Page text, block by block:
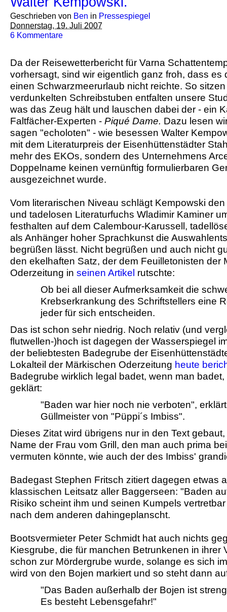
Geschrieben von Ben in Pressespiegel
Donnerstag, 19. Juli 2007
6 Kommentare
Da der Reisewetterbericht für Varna
vorhersagt, sind wir eigentlich ganz froh, dass es
einen Schwarzmeerurlaub nicht reichte. So
verdunkelten Schreibstuben entfalten unsere
was das Zeug hält und lauschen dabei der - ein
Faltfächer-Experten - Piqué Dame. Dazu lesen
sagen "echoloten" - wie besessen Walter
mit dem Literaturpreis der Eisenhüttenstädter
mehr des EKOs, sondern des Unternehmens
Doppelname keinen vernünftig formulierbaren
ausgezeichnet wurde.
Vom literarischen Niveau schlägt Kempowski
und tadelosen Literaturfuchs Wladimir Kaminer
festhalten auf dem Calembour-Karussell,
als Anhänger hoher Sprachkunst die
begrüßen lässt. Nicht begrüßen und auch nicht
den ekelhaften Satz, der dem Feuilletonisten der
Oderzeitung in seinen Artikel rutschte:
Ob bei all dieser Aufmerksamkeit die
Krebserkrankung des Schriftstellers eine
jeder für sich entscheiden.
Das ist schon sehr niedrig. Noch relativ (und
flutwellen-)hoch ist dagegen der Wasserspiegel
der beliebtesten Badegrube der
Lokalteil der Märkischen Oderzeitung heute
Badegrube wirklich legal badet, wenn man
geklärt:
"Baden war hier noch nie verboten",
Güllmeister von "Püppi´s Imbiss".
Dieses Zitat wird übrigens nur in den Text
Name der Frau vom Grill, den man auch prima
vermuten könnte, wie auch der des Imbiss'
Badegast Stephen Fritsch zitiert dagegen etwas
klassischen Leitsatz aller Baggerseen: "Baden
Risiko scheint ihm und seinen Kumpels
nach dem anderen dahingeplanscht.
Bootsvermieter Peter Schmidt hat auch nichts
Kiesgrube, die für manchen Betrunkenen in ihrer
schon zur Mördergrube wurde, solange es sich
wird von den Bojen markiert und so steht dann
"Das Baden außerhalb der Bojen ist
Es besteht Lebensgefahr!"